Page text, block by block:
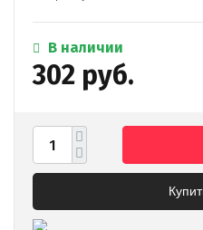
В наличии
302 руб.